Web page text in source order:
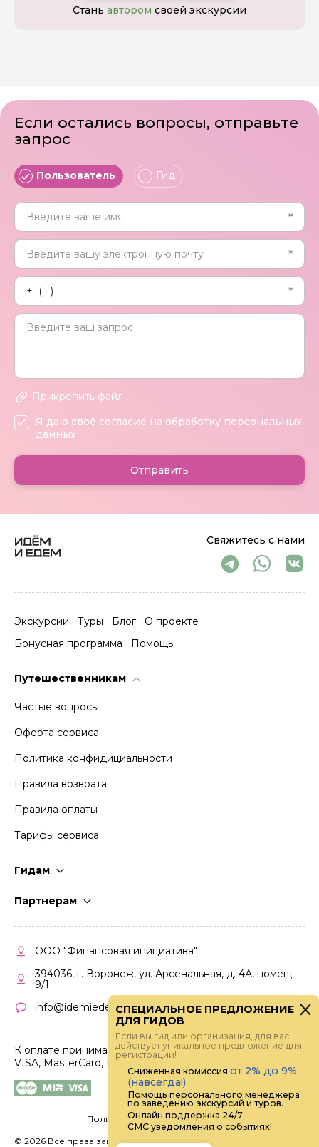
Стань автором своей экскурсии
Свяжитесь с нами
Экскурсии Туры Блог
О проекте
Бонусная программа
Помощь
Путешественникам
Частые вопросы
Оферта сервиса
Политика конфидициальности
Правила возврата
Правила оплаты
Тарифы сервиса
Гидам
Партнерам
Кабинет партнера
Правила участия
ООО "Финансовая инициатива"
394036, г. Воронеж, ул. Арсенальная, д. 4А, помещ.
9/1
info@idemiedem.ru
К оплате принимаются карты
VISA, MasterCard, МИР
Политика конфиденциальности
© 2026 Все права защищены.
Если остались вопросы, отправьте
запрос
Пользователь Гид
Прикрепить файл
Я даю своё согласие на обработку персональных
данных
Отправить
СПЕЦИАЛЬНОЕ ПРЕДЛОЖЕНИЕ
ДЛЯ ГИДОВ
Если вы гид или организация, для вас
действует уникальное предложение для
регистрации!
Сниженная комиссия от 2% до 9%
(навсегда!)
Помощь персонального менеджера
по заведению экскурсий и туров.
Онлайн поддержка 24/7.
СМС уведомления о событиях!